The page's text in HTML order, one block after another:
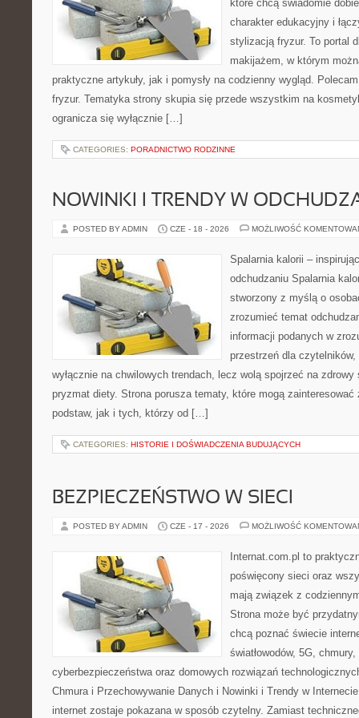
które chcą świadomie
charakter edukacyjny i
stylizacją fryzur. To portal
makijażem, w którym
praktyczne artykuły, jak i pomysły na codzienny wygląd.
fryzur. Tematyka strony skupia się przede wszystkim na
ogranicza się wyłącznie […]
CATEGORIES: PORADNICTWO RODZINNE
NOWINKI I TRENDY W
POSTED BY ADMIN CZE - 18 - 2026 MOŻLIWOŚĆ
Spalarnia kalorii –
odchudzaniu Spalarnia
stworzony z myślą o
zrozumieć temat
informacji podanych w
przestrzeń dla
wyłącznie na chwilowych trendach, lecz wolą spojrzeć na
pryzmat diety. Strona porusza tematy, które mogą
podstaw, jak i tych, którzy od […]
CATEGORIES: HISTORIE I DOŚWIADCZENIA BUDUJĄCYCH
BEZPIECZEŃSTWO W SIECI
POSTED BY ADMIN CZE - 17 - 2026 MOŻLIWOŚĆ
Internat.com.pl to
poświęcony sieci oraz
mają związek z
Strona może być
chcą poznać świecie
światłowodów, 5G,
cyberbezpieczeństwa oraz domowych rozwiązań
Chmura i Przechowywanie Danych i Nowinki i Trendy w
internet zostaje pokazana w sposób czytelny. Zamiast